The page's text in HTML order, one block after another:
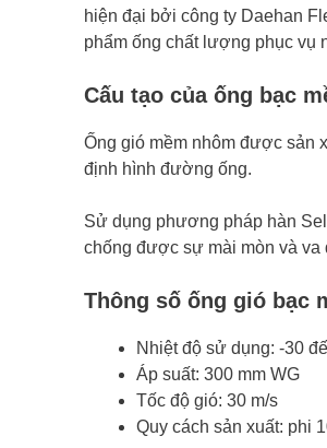
hiện đại bởi công ty Daehan
phẩm ống chất lượng phục vụ
Cấu tạo của ống bạc
Ống gió mềm nhôm được sản
định hình đường ống.
Sử dụng phương pháp hàn
chống được sự mài mòn và va
Thông số ống gió bạc
Nhiệt độ sử dụng: -30
Áp suất: 300 mm WG
Tốc độ gió: 30 m/s
Quy cách sản xuất: phi